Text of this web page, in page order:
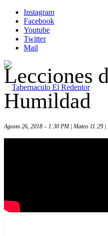
Instagram
Facebook
Youtube
Twitter
Mail
Lecciones
Humildad
Agosto 26, 2018 – 1:30 PM | Mateo 11:29